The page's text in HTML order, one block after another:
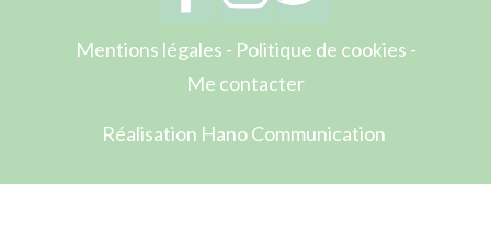
Mentions légales - Politique de cookies -
Me contacter
Réalisation Hano Communication